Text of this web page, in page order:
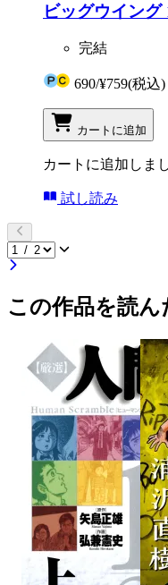
ビッグウイング
完結
690/¥759(税込)
カートに追加
カートに追加しま
試し読み
この作品を読